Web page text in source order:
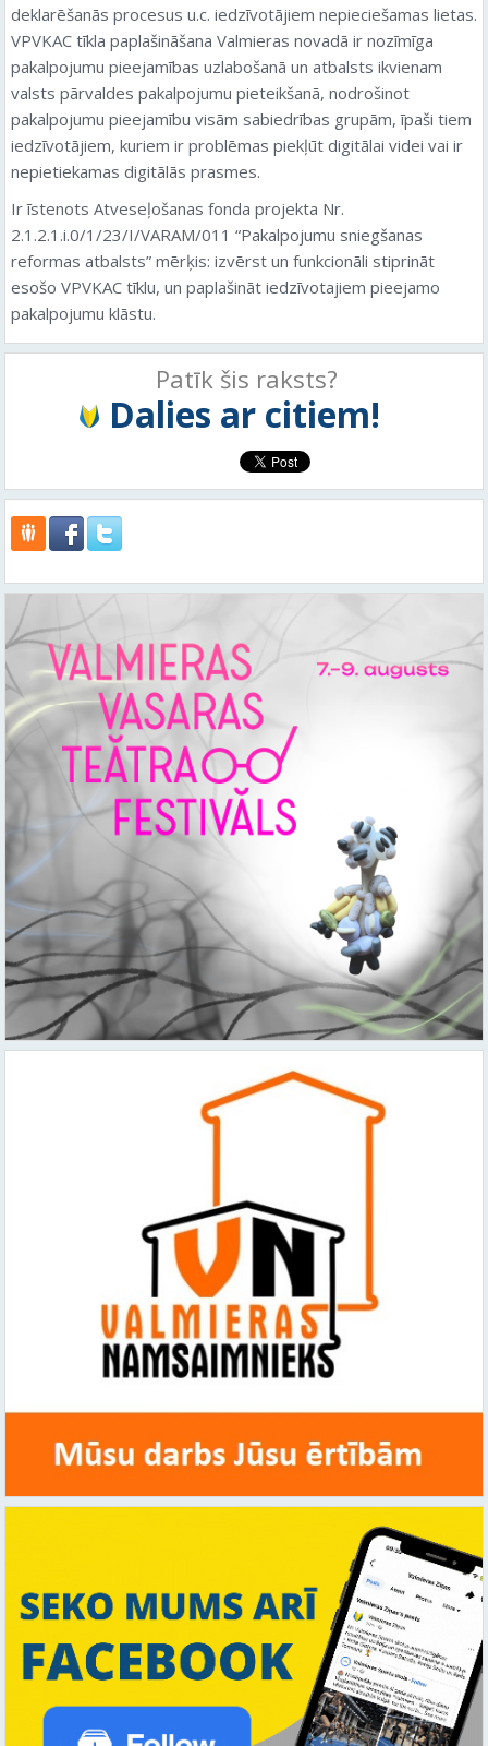
deklarēšanās procesus u.c. iedzīvotājiem nepieciešamas lietas.
VPVKAC tīkla paplašināšana Valmieras novadā ir nozīmīga
pakalpojumu pieejamības uzlabošanā un atbalsts ikvienam
valsts pārvaldes pakalpojumu pieteikšanā, nodrošinot
pakalpojumu pieejamību visām sabiedrības grupām, īpaši tiem
iedzīvotājiem, kuriem ir problēmas piekļūt digitālai videi vai ir
nepietiekamas digitālās prasmes.
Ir īstenots Atveseļošanas fonda projekta Nr.
2.1.2.1.i.0/1/23/I/VARAM/011 “Pakalpojumu sniegšanas
reformas atbalsts” mērķis: izvērst un funkcionāli stiprināt
esošo VPVKAC tīklu, un paplašināt iedzīvotajiem pieejamo
pakalpojumu klāstu.
Patīk šis raksts?
Dalies ar citiem!